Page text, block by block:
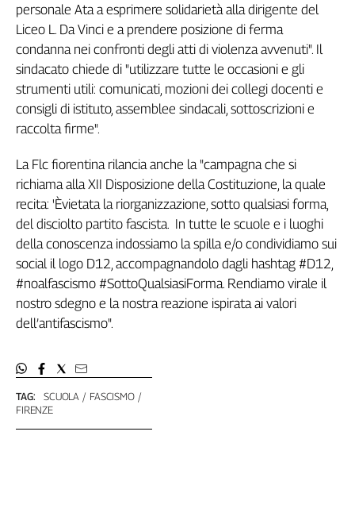
Nidil
Slc
Spi
Inca
Caaf
Speciali
di
Genova,
il
sangue
ragione
120
anni
Cgil
Collettiva
Collettiva
Play
Rubriche
TAG: SCUOLA
FASCISMO
FIRENZE
personale Ata a esprimere solidarietà alla dirigente del
Liceo L. Da Vinci e a prendere posizione di ferma
condanna nei confronti degli atti di violenza avvenuti". Il
sindacato chiede di "utilizzare tutte le occasioni e gli
strumenti utili: comunicati, mozioni dei collegi docenti e
consigli di istituto, assemblee sindacali, sottoscrizioni e
raccolta firme".
La Flc fiorentina rilancia anche la "campagna che si
richiama alla XII Disposizione della Costituzione, la quale
recita: 'Èvietata la riorganizzazione, sotto qualsiasi forma,
del disciolto partito fascista. In tutte le scuole e i luoghi
della conoscenza indossiamo la spilla e/o condividiamo sui
social il logo D12, accompagnandolo dagli hashtag #D12,
#noalfascismo #SottoQualsiasiForma. Rendiamo virale il
nostro sdegno e la nostra reazione ispirata ai valori
dell’antifascismo".